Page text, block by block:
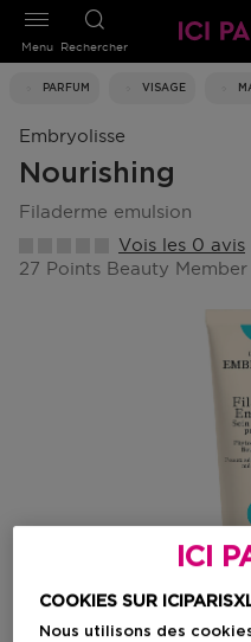
Rechercher
PARFUM VISAGE
Menu
Embryolisse
Nourishing
filaderme emulsion
Vois les 0 avis
27 Points Beauty Member
ICI
COOKIES SUR
Nous utilisons des